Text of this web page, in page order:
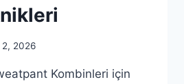
2, 2026
Kombinleri için